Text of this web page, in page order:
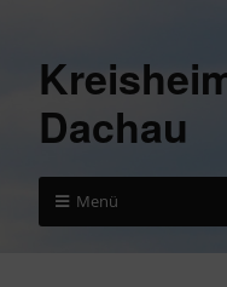
Dachau
Menü